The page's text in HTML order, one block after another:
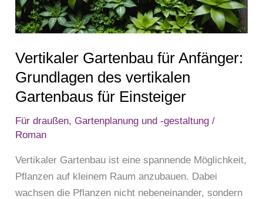
Vertikaler Gartenbau für Anfänger:
Grundlagen des vertikalen
Gartenbaus für Einsteiger
Für draußen, Gartenplanung und -gestaltung /
Roman
Vertikaler Gartenbau ist eine spannende Möglichkeit,
Pflanzen auf kleinem Raum anzubauen. Dabei
wachsen die Pflanzen nicht nebeneinander, sondern
des
vertikalen
für
Einsteiger